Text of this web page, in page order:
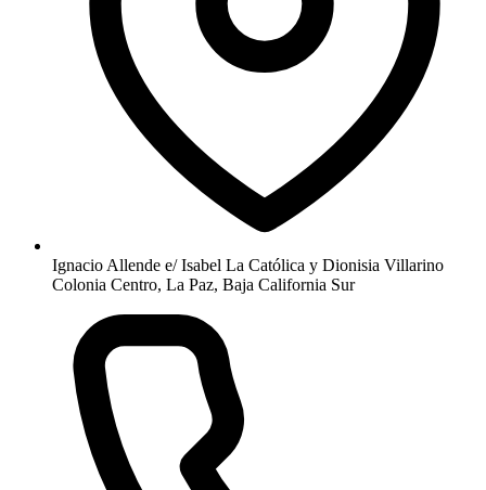
Ignacio Allende e/ Isabel La Católica y Dionisia Villarino
Colonia Centro, La Paz, Baja California Sur